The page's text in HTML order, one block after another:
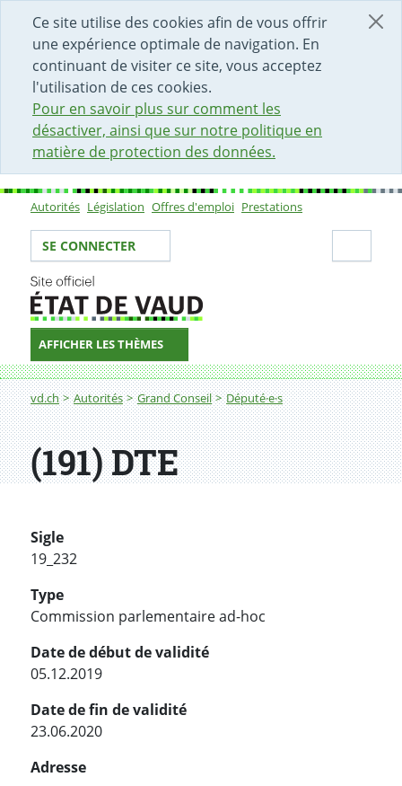
Ce site utilise des cookies afin de vous offrir
une expérience optimale de navigation. En
continuant de visiter ce site, vous acceptez
l'utilisation de ces cookies.
Pour en savoir plus sur comment les
désactiver, ainsi que sur notre politique en
matière de protection des données.
DÉBUT DU CONTENU DE LA PAGE
ACCÈS AU CHAMP DE RECHERCHE
PAGE D'ACCUEIL
FORMULAIRE DE CONTACT
Sous-navigation
Autorités Législation Offres d'emploi Prestations
Votre identité
SE CONNECTER
AFFICHER LES THÈMES
Fil d'Ariane
vd.ch Autorités Grand Conseil Député·e·s
(191) DTE
Sigle
19_232
Type
Commission parlementaire ad-hoc
Date de début de validité
05.12.2019
Date de fin de validité
23.06.2020
Adresse